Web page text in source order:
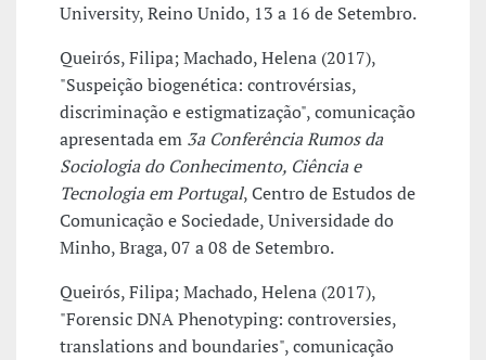
University, Reino Unido, 13 a 16 de Setembro.
Queirós, Filipa; Machado, Helena (2017),
"Suspeição biogenética: controvérsias,
discriminação e estigmatização", comunicação
apresentada em 3a Conferência Rumos da
Sociologia do Conhecimento, Ciência e
Tecnologia em Portugal, Centro de Estudos de
Comunicação e Sociedade, Universidade do
Minho, Braga, 07 a 08 de Setembro.
Queirós, Filipa; Machado, Helena (2017),
"Forensic DNA Phenotyping: controversies,
translations and boundaries", comunicação